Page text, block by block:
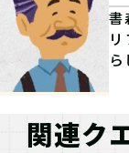
書
ら
関連ク